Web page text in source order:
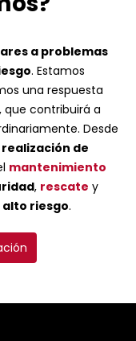
a problemas
. Estamos
una respuesta
contribuirá a
Desde
realización de
mantenimiento
, rescate y
riesgo.